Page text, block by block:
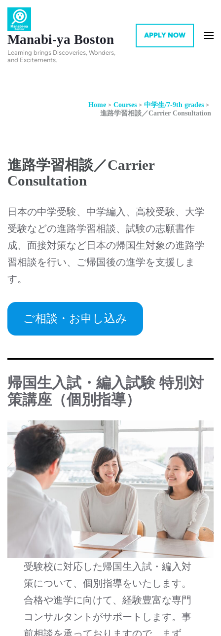
Manabi-ya Boston
Learning brings Discoveries, Wonders,
and Excitements.
APPLY NOW
Home > Courses > 中学生/7-9th grades >
進路学習相談／Carrier Consultation
進路学習相談／Carrier
Consultation
日本の中学受験、中学編入、高校受験、大学
受験などの進路学習相談、試験の志願書作
成、面接対策など日本の帰国生対象の進路学
習相談を行い、ご帰国後の進学を支援しま
す。
ご相談・お申し込み
帰国生入試・編入試験 特別対
策講座（個別指導）
受験校に対応した帰国生入試・編入対
策について、個別指導をいたします。
合格や進学に向けて、経験豊富な専門
コンサルタントがサポートします。事
前相談を承っておりますので、まず